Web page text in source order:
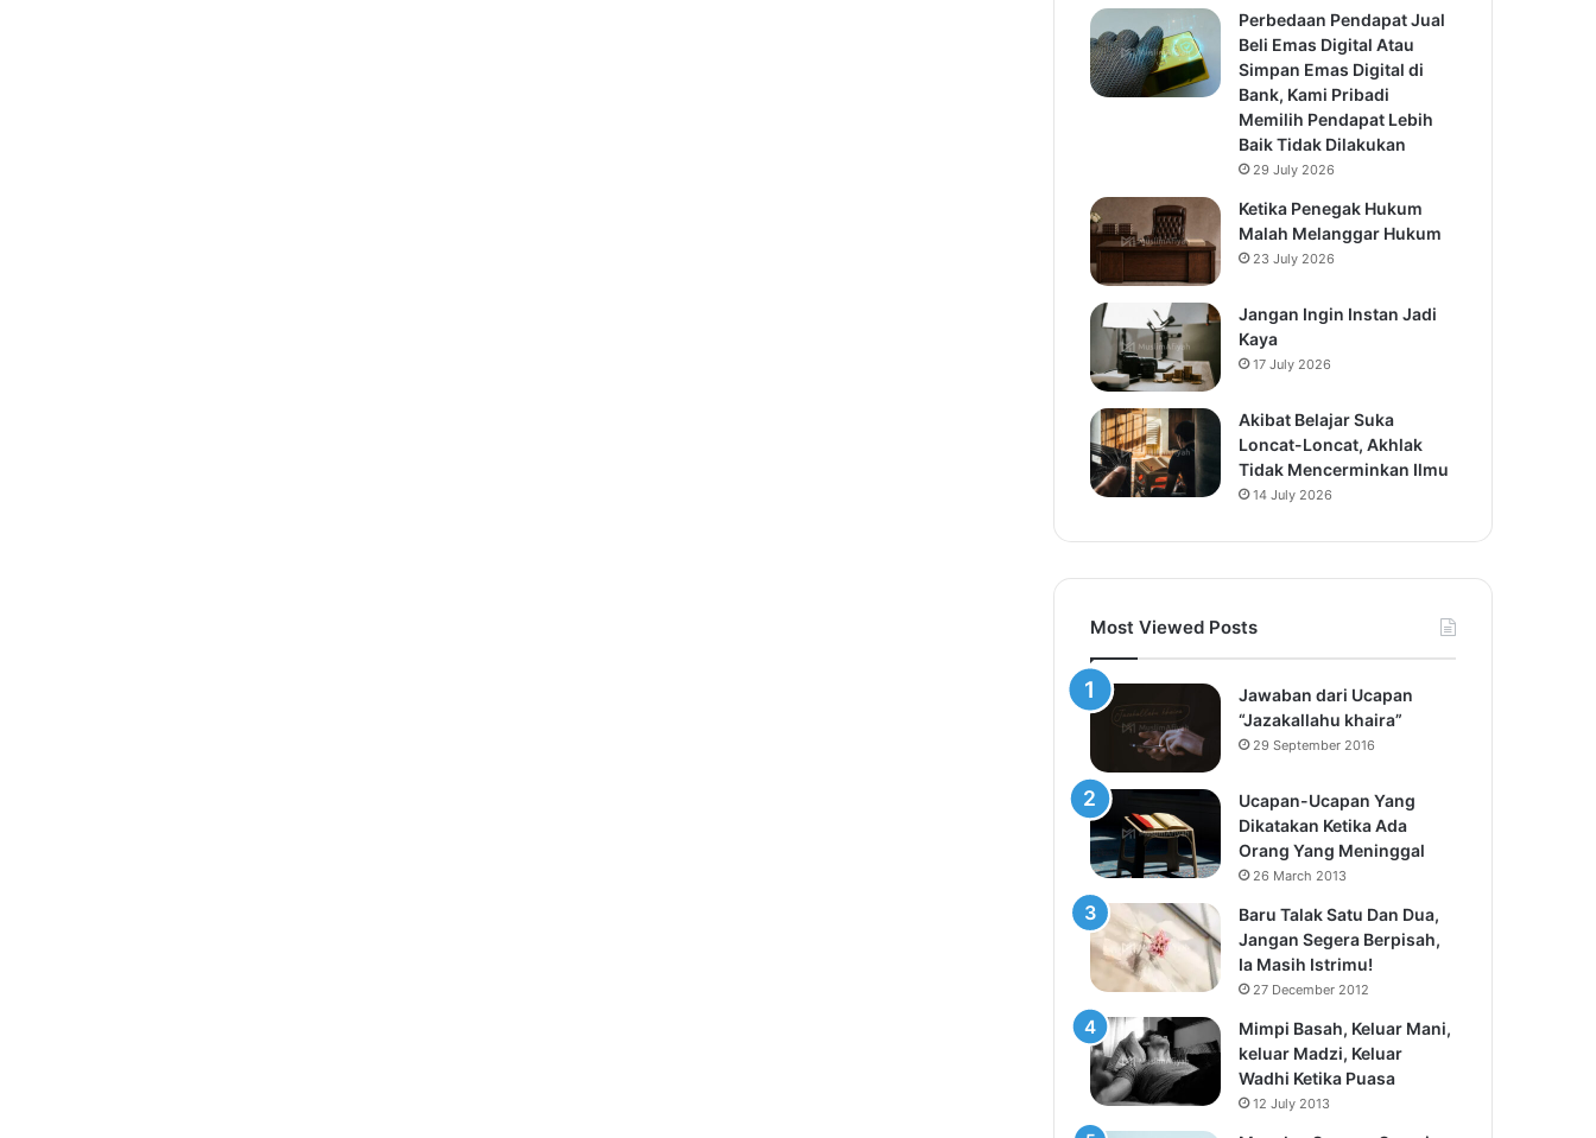
Perbedaan Pendapat Jual
Beli Emas Digital Atau
Simpan Emas Digital di
Bank, Kami Pribadi
Memilih Pendapat Lebih
Baik Tidak Dilakukan
29 July 2026
Ketika Penegak Hukum
Malah Melanggar Hukum
23 July 2026
Jangan Ingin Instan Jadi
Kaya
17 July 2026
Akibat Belajar Suka
Loncat-Loncat, Akhlak
Tidak Mencerminkan Ilmu
14 July 2026
Most Viewed Posts
Jawaban dari Ucapan
“Jazakallahu khaira”
29 September 2016
Ucapan-Ucapan Yang
Dikatakan Ketika Ada
Orang Yang Meninggal
26 March 2013
Baru Talak Satu Dan Dua,
Jangan Segera Berpisah,
Ia Masih Istrimu!
27 December 2012
Mimpi Basah, Keluar Mani,
keluar Madzi, Keluar
Wadhi Ketika Puasa
12 July 2013